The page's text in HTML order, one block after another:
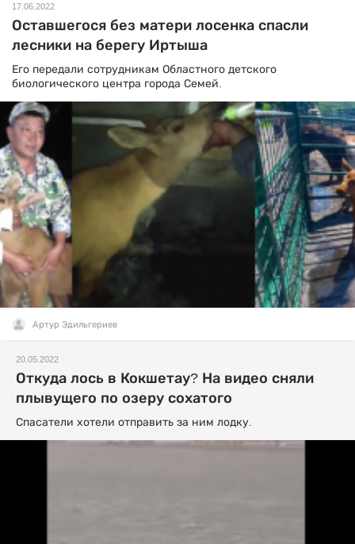
17.06.2022
Оставшегося без матери лосенка спасли
лесники на берегу Иртыша
Его передали сотрудникам Областного детского
биологического центра города Семей.
Артур Эдильгериев
20.05.2022
Откуда лось в Кокшетау? На видео сняли
плывущего по озеру сохатого
Спасатели хотели отправить за ним лодку.